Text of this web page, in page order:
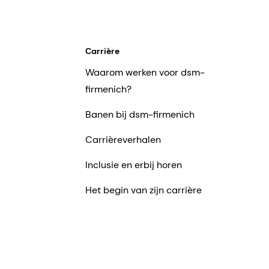
Carrière
Waarom werken voor dsm-
firmenich?
Banen bij dsm-firmenich
Carrièreverhalen
Inclusie en erbij horen
Het begin van zijn carrière